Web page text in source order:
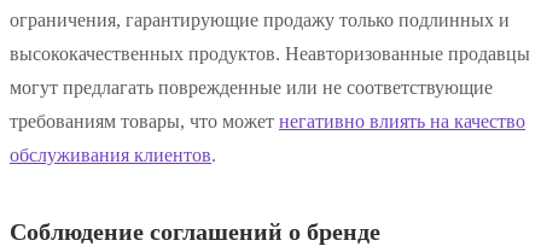
ограничения, гарантирующие продажу только подлинных и
высококачественных продуктов. Неавторизованные продавцы
могут предлагать поврежденные или не соответствующие
требованиям товары, что может негативно влиять на качество
обслуживания клиентов.
Соблюдение соглашений о бренде